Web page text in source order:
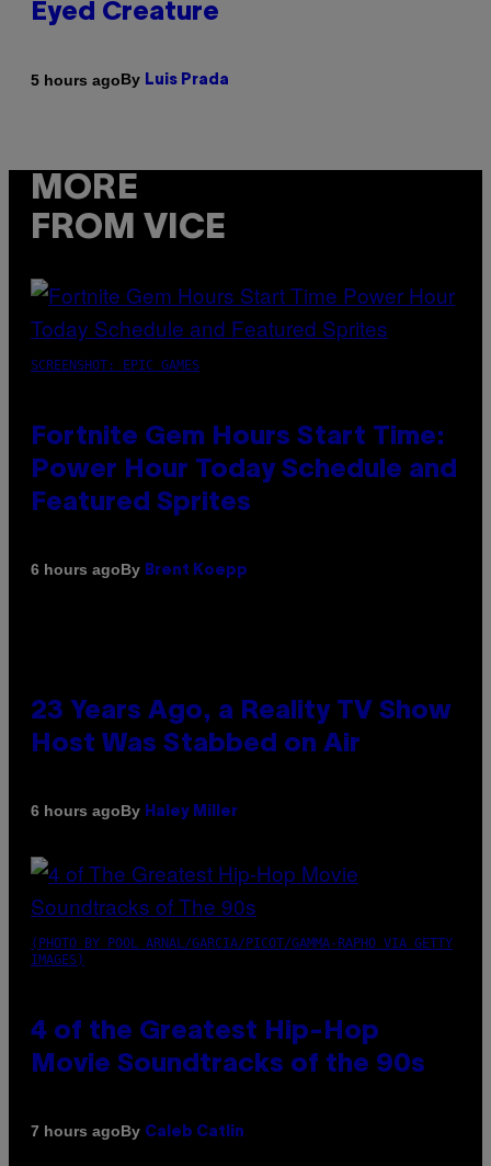
Eyed Creature
5 hours agoBy Luis Prada
MORE
FROM VICE
SCREENSHOT: EPIC GAMES
Fortnite Gem Hours Start Time:
Power Hour Today Schedule and
Featured Sprites
6 hours agoBy Brent Koepp
23 Years Ago, a Reality TV Show
Host Was Stabbed on Air
6 hours agoBy Haley Miller
(PHOTO BY POOL ARNAL/GARCIA/PICOT/GAMMA-RAPHO VIA GETTY
IMAGES)
4 of the Greatest Hip-Hop
Movie Soundtracks of the 90s
7 hours agoBy Caleb Catlin